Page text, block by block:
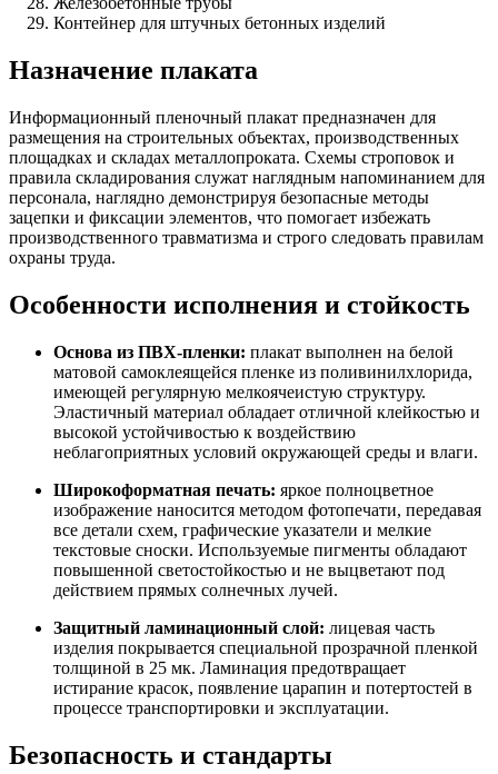
Контейнер для штучных бетонных изделий
Назначение плаката
Информационный пленочный плакат предназначен для
размещения на строительных объектах, производственных
площадках и складах металлопроката. Схемы строповок и
правила складирования служат наглядным напоминанием для
персонала, наглядно демонстрируя безопасные методы
зацепки и фиксации элементов, что помогает избежать
производственного травматизма и строго следовать правилам
охраны труда.
Особенности исполнения и стойкость
Основа из ПВХ-пленки: плакат выполнен на белой
матовой самоклеящейся пленке из поливинилхлорида,
имеющей регулярную мелкоячеистую структуру.
Эластичный материал обладает отличной клейкостью и
высокой устойчивостью к воздействию
неблагоприятных условий окружающей среды и влаги.
Широкоформатная печать: яркое полноцветное
изображение наносится методом фотопечати, передавая
все детали схем, графические указатели и мелкие
текстовые сноски. Используемые пигменты обладают
повышенной светостойкостью и не выцветают под
действием прямых солнечных лучей.
Защитный ламинационный слой: лицевая часть
изделия покрывается специальной прозрачной пленкой
толщиной в 25 мк. Ламинация предотвращает
истирание красок, появление царапин и потертостей в
процессе транспортировки и эксплуатации.
Безопасность и стандарты